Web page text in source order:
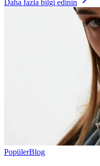
Daha fazla bilgi edinin
PopülerBlog